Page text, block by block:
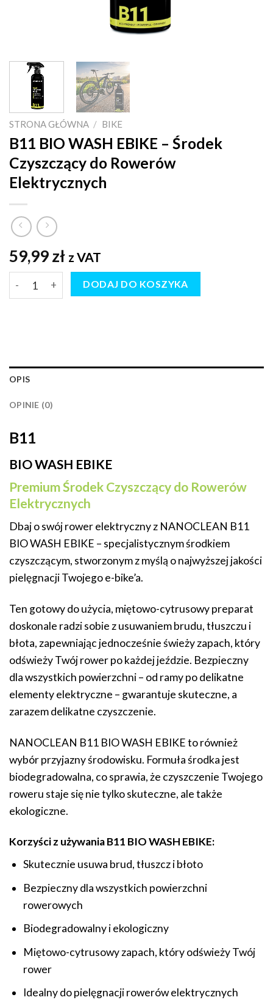
STRONA GŁÓWNA / BIKE
B11 BIO WASH EBIKE – Środek
Czyszczący do Rowerów
Elektrycznych
59,99zł z VAT
ilość B11 BIO WASH EBIKE - Środek Czyszczący do
DODAJ DO KOSZYKA
OPIS
OPINIE (0)
B11
BIO WASH EBIKE
Premium Środek Czyszczący do Rowerów
Elektrycznych
Dbaj o swój rower elektryczny z NANOCLEAN B11
BIO WASH EBIKE – specjalistycznym środkiem
czyszczącym, stworzonym z myślą o najwyższej jakości
pielęgnacji Twojego e-bike’a.
Ten gotowy do użycia, miętowo-cytrusowy preparat
doskonale radzi sobie z usuwaniem brudu, tłuszczu i
błota, zapewniając jednocześnie świeży zapach, który
odświeży Twój rower po każdej jeździe. Bezpieczny
dla wszystkich powierzchni – od ramy po delikatne
elementy elektryczne – gwarantuje skuteczne, a
zarazem delikatne czyszczenie.
NANOCLEAN B11 BIO WASH EBIKE to również
wybór przyjazny środowisku. Formuła środka jest
biodegradowalna, co sprawia, że czyszczenie Twojego
roweru staje się nie tylko skuteczne, ale także
ekologiczne.
Korzyści z używania B11 BIO WASH EBIKE:
Skutecznie usuwa brud, tłuszcz i błoto
Bezpieczny dla wszystkich powierzchni
rowerowych
Biodegradowalny i ekologiczny
Miętowo-cytrusowy zapach, który odświeży Twój
rower
Idealny do pielęgnacji rowerów elektrycznych